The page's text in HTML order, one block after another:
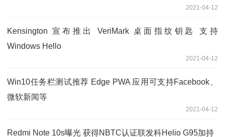
2021-04-12
Kensington 宣布推出 VeriMark 桌面指纹钥匙 支持
Windows Hello
2021-04-12
Win10任务栏测试推荐 Edge PWA 应用可支持Facebook、
微软新闻等
2021-04-12
Redmi Note 10s曝光 获得NBTC认证联发科Helio G95加持